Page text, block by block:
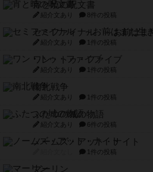
宵と暁の呪文書
紹介文あり 8件の投稿
セミファイナル ～お前はま
紹介文あり 1件の投稿
ワン・トゥ・ファイブ
紹介文あり 1件の投稿
南北戦争
紹介文あり 1件の投稿
ふたつの城の物語
紹介文あり 6件の投稿
ノームズ・アット・ナイト
1件の投稿
マーリン